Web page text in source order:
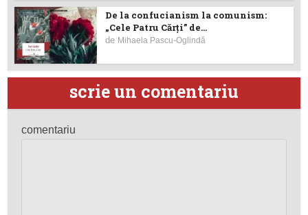
De la confucianism la comunism:
„Cele Patru Cărți” de...
de Mihaela Pascu-Oglindă
scrie un comentariu
comentariu